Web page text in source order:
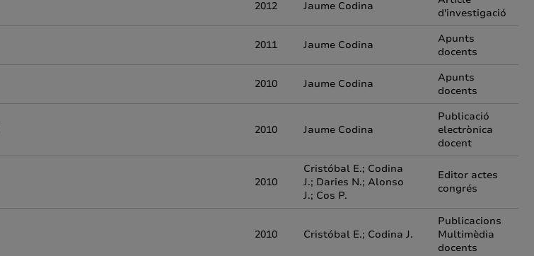
2012 Jaume Codina
d'investigació
2011 Jaume Codina
Apunts
docents
2010 Jaume Codina
Apunts
docents
2010 Jaume Codina
Publicació
electrònica
docent
2010
Cristóbal E.; Codina
J.; Daries N.; Alonso
J.; Cos P.
Editor actes
congrés
2010 Cristóbal E.; Codina J.
Publicacions
Multimèdia
docents